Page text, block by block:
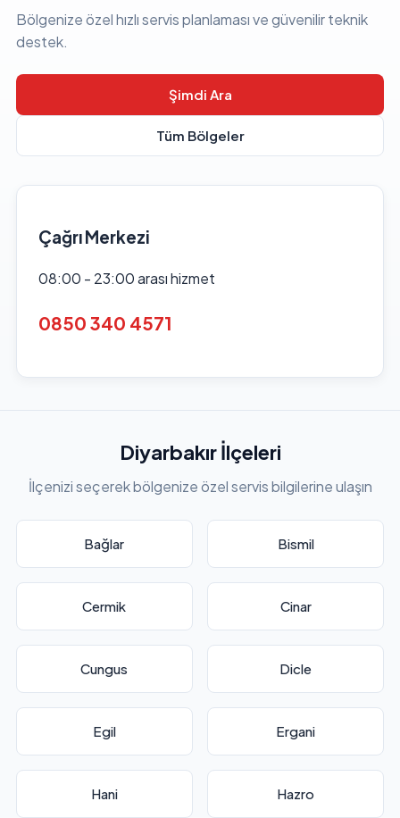
Bölgenize özel hızlı servis planlaması ve güvenilir teknik
destek.
Şimdi Ara
Tüm Bölgeler
Çağrı Merkezi
08:00 - 23:00 arası hizmet
0850 340 4571
Diyarbakır İlçeleri
İlçenizi seçerek bölgenize özel servis bilgilerine ulaşın
Bağlar Bismil
Cermik Cinar
Cungus Dicle
Egil Ergani
Hani Hazro